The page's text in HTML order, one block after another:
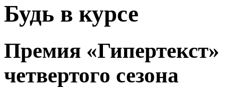
Будь в курсе
Премия
четвертого сезона